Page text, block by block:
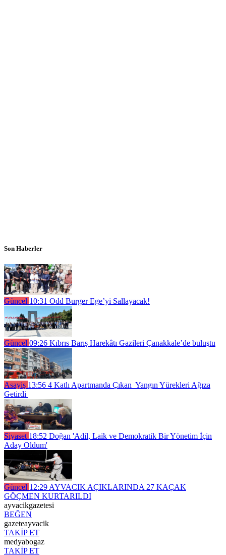
Son Haberler
Güncel 10:31 Odd Burger Ege’yi Sallayacak!
Güncel 09:26 Kıbrıs Barış Harekâtı Gazileri Çanakkale’de buluştu
Asayiş 13:56 4 Katlı Apartmanda Çıkan Yangın Yürekleri Ağıza
Getirdi
Siyaset 18:52 Doğan 'Adil, Laik ve Demokratik Bir Yönetim İçin
Aday Oldum'
Güncel 12:29 AYVACIK AÇIKLARINDA 27 KAÇAK
GÖÇMEN KURTARILDI
ayvacikgazetesi
BEĞEN
gazeteayvacik
TAKİP ET
medyabogaz
TAKİP ET